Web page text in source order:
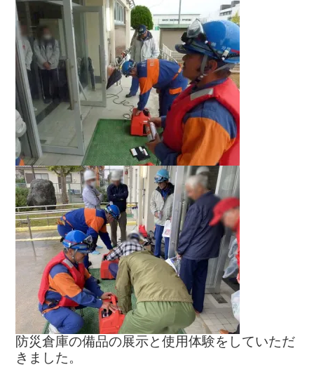
防災倉庫の備品の展示と使用体験をしていただ
きました。